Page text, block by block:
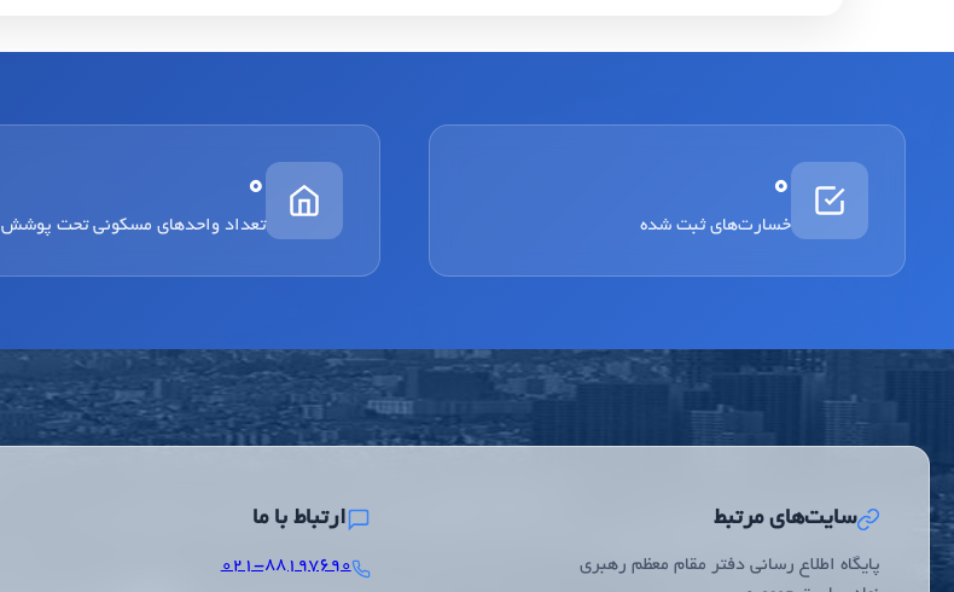
0
خسارت‌های ثبت شده
0
تعداد واحدهای مسکونی تحت پوشش
سایت‌های مرتبط
پایگاه اطلاع رسانی دفتر مقام معظم رهبری
ارتباط با ما
۰۲۱-۸۸۱۹۷۶۹۰